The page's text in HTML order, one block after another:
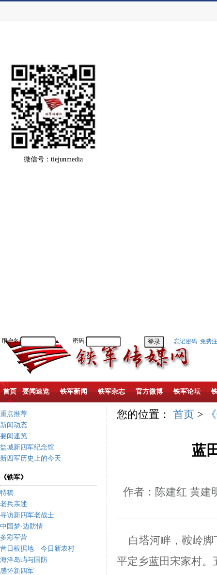
微信号：tiejunmedia
用户名: 密码: 忘记密码 免费
首页 要闻速览 铁军新闻 铁军杂志 官方微博 铁军论坛
重点推荐
新闻动态
要闻速览
盐城新四军纪念馆
新四军历史上的今天
《铁军》
特稿
老兵亲述
寻访新四军老战士
中国梦·边防情
多彩军营
昔日根据地 今日新农村
海洋岛屿与国防
感怀新四军
您的位置： 首页 >
蓝
作者：陈建红 黄
白塔河畔，鞍岭脚
平定乡蓝田宋家村。